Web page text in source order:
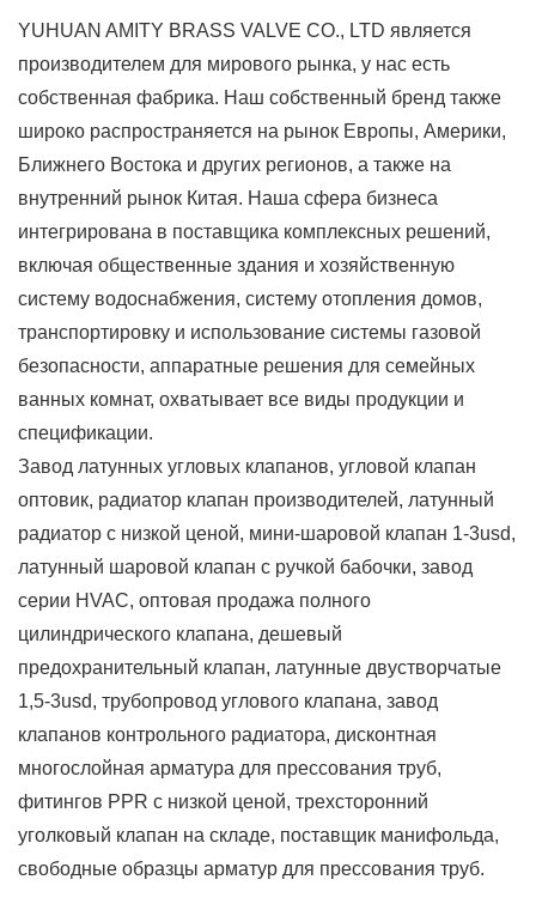
YUHUAN AMITY BRASS VALVE CO., LTD является
производителем для мирового рынка, у нас есть
собственная фабрика. Наш собственный бренд также
широко распространяется на рынок Европы, Америки,
Ближнего Востока и других регионов, а также на
внутренний рынок Китая. Наша сфера бизнеса
интегрирована в поставщика комплексных решений,
включая общественные здания и хозяйственную
систему водоснабжения, систему отопления домов,
транспортировку и использование системы газовой
безопасности, аппаратные решения для семейных
ванных комнат, охватывает все виды продукции и
спецификации.
Завод латунных угловых клапанов, угловой клапан
оптовик, радиатор клапан производителей, латунный
радиатор с низкой ценой, мини-шаровой клапан 1-3usd,
латунный шаровой клапан с ручкой бабочки, завод
серии HVAC, оптовая продажа полного
цилиндрического клапана, дешевый
предохранительный клапан, латунные двустворчатые
1,5-3usd, трубопровод углового клапана, завод
клапанов контрольного радиатора, дисконтная
многослойная арматура для прессования труб,
фитингов PPR с низкой ценой, трехсторонний
уголковый клапан на складе, поставщик манифольда,
свободные образцы арматур для прессования труб.